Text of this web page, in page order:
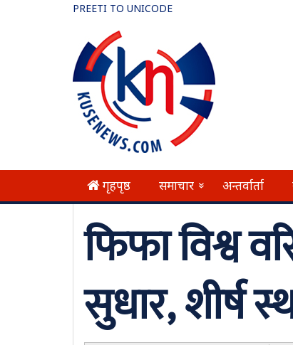
PREETI TO UNICODE
गृहपृष्ठ समाचार » अन्तर्वार्ता
फिफा विश्व
सुधार, शीर्ष